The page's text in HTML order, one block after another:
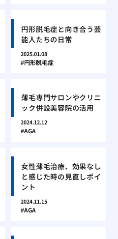
円形脱毛症と向き合う芸
能人たちの日常
2025.01.08
円形脱毛症
薄毛専門サロンやクリニ
ック併設美容院の活用
2024.12.12
AGA
女性薄毛治療、効果なし
と感じた時の見直しポイ
ント
2024.11.15
AGA